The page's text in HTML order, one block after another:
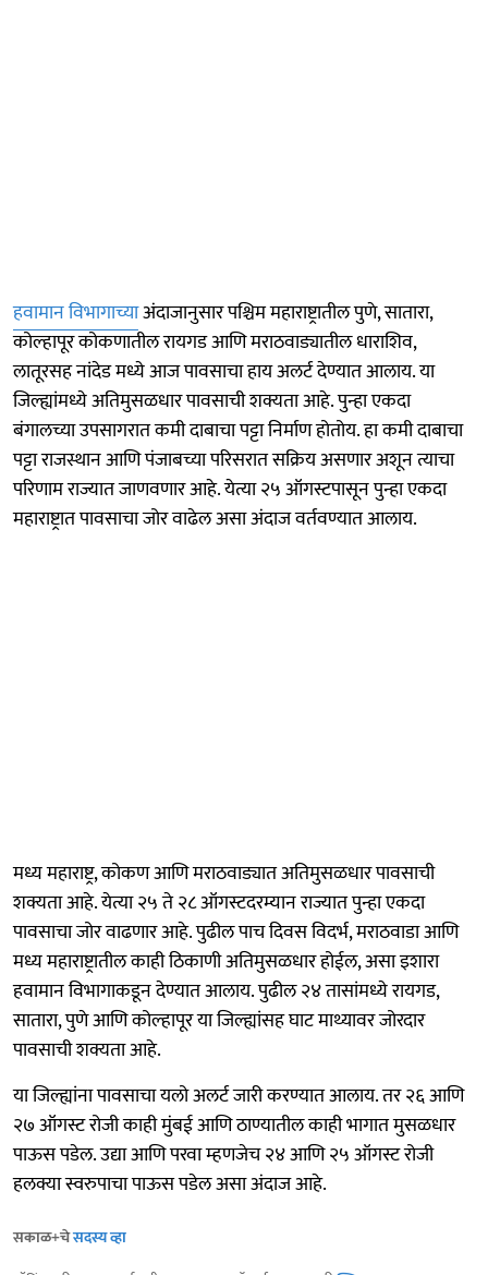
हवामान विभागाच्याअंदाजानुसार पश्चिम महाराष्ट्रातील पुणे, सातारा,
कोल्हापूर कोकणातील रायगड आणि मराठवाड्यातील धाराशिव,
लातूरसह नांदेड मध्ये आज पावसाचा हाय अलर्ट देण्यात आलाय. या
जिल्ह्यांमध्ये अतिमुसळधार पावसाची शक्यता आहे. पुन्हा एकदा
बंगालच्या उपसागरात कमी दाबाचा पट्टा निर्माण होतोय. हा कमी दाबाचा
पट्टा राजस्थान आणि पंजाबच्या परिसरात सक्रिय असणार अशून त्याचा
परिणाम राज्यात जाणवणार आहे. येत्या २५ ऑगस्टपासून पुन्हा एकदा
महाराष्ट्रात पावसाचा जोर वाढेल असा अंदाज वर्तवण्यात आलाय.
मध्य महाराष्ट्र, कोकण आणि मराठवाड्यात अतिमुसळधार पावसाची
शक्यता आहे. येत्या २५ ते २८ ऑगस्टदरम्यान राज्यात पुन्हा एकदा
पावसाचा जोर वाढणार आहे. पुढील पाच दिवस विदर्भ, मराठवाडा आणि
मध्य महाराष्ट्रातील काही ठिकाणी अतिमुसळधार होईल, असा इशारा
हवामान विभागाकडून देण्यात आलाय. पुढील २४ तासांमध्ये रायगड,
सातारा, पुणे आणि कोल्हापूर या जिल्ह्यांसह घाट माथ्यावर जोरदार
पावसाची शक्यता आहे.
या जिल्ह्यांना पावसाचा यलो अलर्ट जारी करण्यात आलाय. तर २६ आणि
२७ ऑगस्ट रोजी काही मुंबई आणि ठाण्यातील काही भागात मुसळधार
पाऊस पडेल. उद्या आणि परवा म्हणजेच २४ आणि २५ ऑगस्ट रोजी
हलक्या स्वरुपाचा पाऊस पडेल असा अंदाज आहे.
सकाळ+चेसदस्य व्हा